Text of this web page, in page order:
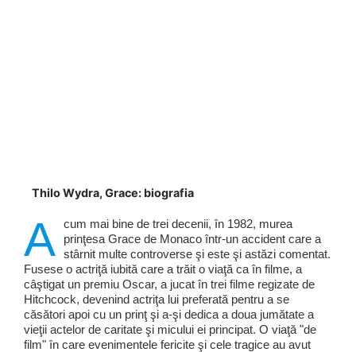
Thilo Wydra, Grace: biografia
A cum mai bine de trei decenii, în 1982, murea
prinţesa Grace de Monaco într-un accident care a
stârnit multe controverse şi este şi astăzi comentat.
Fusese o actriţă iubită care a trăit o viaţă ca în filme, a
câştigat un premiu Oscar, a jucat în trei filme regizate de
Hitchcock, devenind actriţa lui preferată pentru a se
căsători apoi cu un prinţ şi a-şi dedica a doua jumătate a
vieţii actelor de caritate şi micului ei principat. O viaţă "de
film" în care evenimentele fericite şi cele tragice au avut